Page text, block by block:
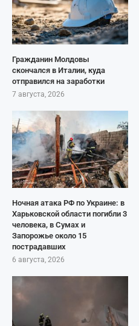
Гражданин Молдовы
скончался в Италии, куда
отправился на заработки
7 августа, 2026
Ночная атака РФ по Украине: в
Харьковской области погибли 3
человека, в Сумах и
Запорожье около 15
пострадавших
6 августа, 2026